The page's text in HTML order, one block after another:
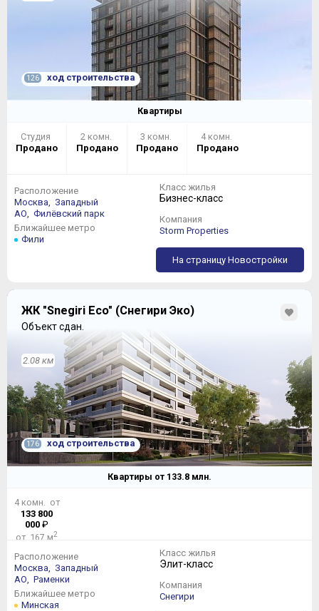
126 ход строительства
Квартиры
Студия
Продано
2 комн.
Продано
3 комн.
Продано
4 комн.
Продано
Расположение
Москва, Западный
АО, Филёвский парк
Ближайшее метро
Фили
Класс жилья
Бизнес-класс
Компания
Storm Properties
На страницу Новостройки
ЖК "Snegiri Eco" (Снегири Эко)
Объект сдан.
2.08 км
176 ход строительства
Квартиры от 133.8 млн.
4 комн. от
133 800
000 ₽
от 167 м2
Расположение
Москва, Западный
АО, Раменки
Ближайшее метро
Минская
Класс жилья
Элит-класс
Компания
Снегири